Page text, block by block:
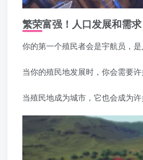
繁荣富强！人口发展和需求
你的第一个殖民者会是宇航员，
当你的殖民地发展时，你会需要
当殖民地成为城市，它也会成为